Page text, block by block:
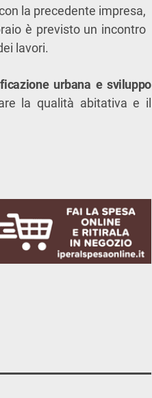
la precedente impresa,
è previsto un incontro
lavori.
urbana e sviluppo
la qualità abitativa e il